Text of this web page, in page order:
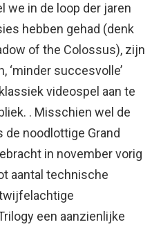
we in de loop der jaren
hebben gehad (denk
of the Colossus), zijn
‘minder succesvolle’
videospel aan te
. Misschien wel de
noodlottige Grand
in november vorig
aantal technische
een aanzienlijke